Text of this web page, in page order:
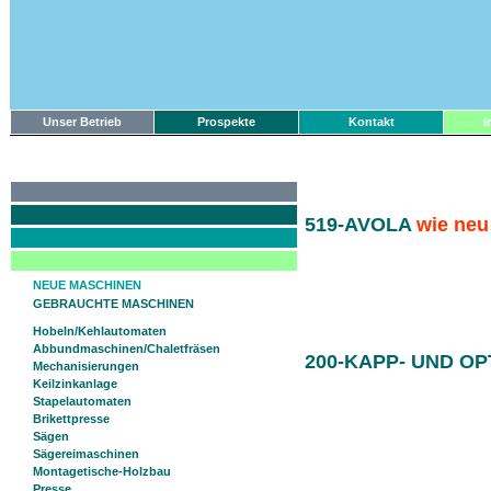
Unser Betrieb Prospekte Kontakt
NEUE MASCHINEN
GEBRAUCHTE MASCHINEN
Hobeln/Kehlautomaten
Abbundmaschinen/Chaletfräsen
Mechanisierungen
Keilzinkanlage
Stapelautomaten
Brikettpresse
Sägen
Sägereimaschinen
Montagetische-Holzbau
519-AVOLA wie neu
200-KAPP- UND